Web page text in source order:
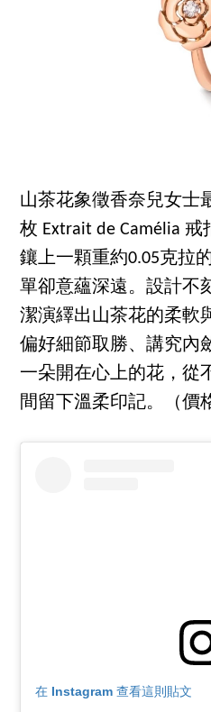
山茶花象徵香奈兒女士
枚 Extrait de Camélia 戒
鑲上一顆重約0.05克拉
單卻意蘊深遠。設計不
潔演繹出山茶花的柔軟
偏好細節取勝、講究內
一朵開在心上的花，從
間留下溫柔印記。（價
在 Instagram 查看這則貼文